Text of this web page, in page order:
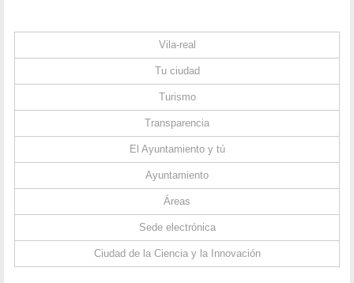
Vila-real
Tu ciudad
Turismo
Transparencia
El Ayuntamiento y tú
Ayuntamiento
Áreas
Sede electrónica
Ciudad de la Ciencia y la Innovación